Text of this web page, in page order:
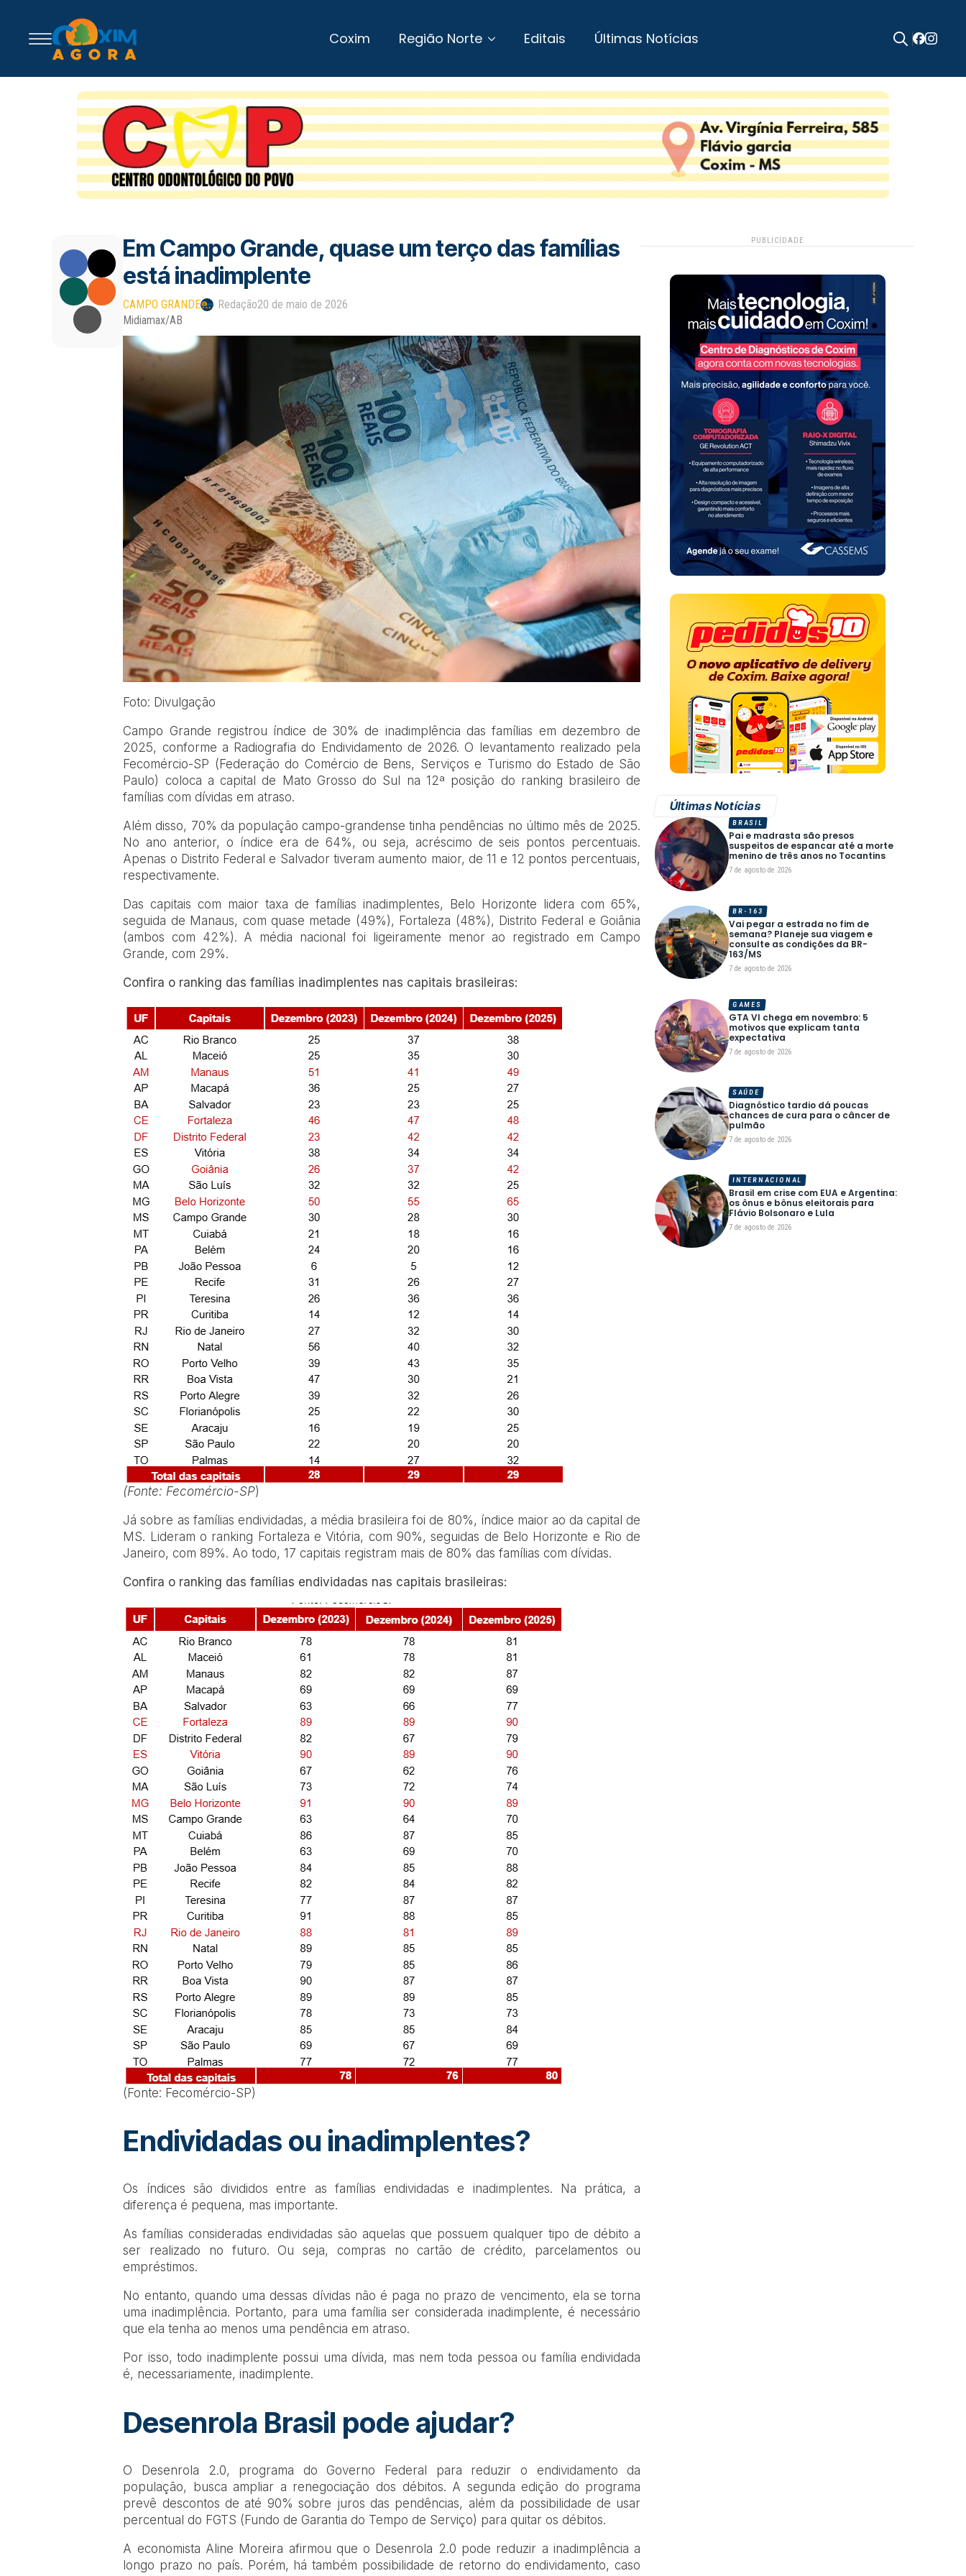
Coxim Região Norte Editais Últimas Notícias
Em Campo Grande, quase um terço das famílias
está inadimplente
CAMPO GRANDE Redação20 de maio de 2026
Midiamax/AB
Foto: Divulgação
Campo Grande registrou índice de 30% de inadimplência das famílias em dezembro de
2025, conforme a Radiografia do Endividamento de 2026. O levantamento realizado pela
Fecomércio-SP (Federação do Comércio de Bens, Serviços e Turismo do Estado de São
Paulo) coloca a capital de Mato Grosso do Sul na 12ª posição do ranking brasileiro de
famílias com dívidas em atraso.
Além disso, 70% da população campo-grandense tinha pendências no último mês de 2025.
No ano anterior, o índice era de 64%, ou seja, acréscimo de seis pontos percentuais.
Apenas o Distrito Federal e Salvador tiveram aumento maior, de 11 e 12 pontos percentuais,
respectivamente.
Das capitais com maior taxa de famílias inadimplentes, Belo Horizonte lidera com 65%,
seguida de Manaus, com quase metade (49%), Fortaleza (48%), Distrito Federal e Goiânia
(ambos com 42%). A média nacional foi ligeiramente menor ao registrado em Campo
Grande, com 29%.
Confira o ranking das famílias inadimplentes nas capitais brasileiras:
(Fonte: Fecomércio-SP)
Já sobre as famílias endividadas, a média brasileira foi de 80%, índice maior ao da capital de
MS. Lideram o ranking Fortaleza e Vitória, com 90%, seguidas de Belo Horizonte e Rio de
Janeiro, com 89%. Ao todo, 17 capitais registram mais de 80% das famílias com dívidas.
Confira o ranking das famílias endividadas nas capitais brasileiras:
(Fonte: Fecomércio-SP)
Endividadas ou inadimplentes?
Os índices são divididos entre as famílias endividadas e inadimplentes. Na prática, a
diferença é pequena, mas importante.
As famílias consideradas endividadas são aquelas que possuem qualquer tipo de débito a
ser realizado no futuro. Ou seja, compras no cartão de crédito, parcelamentos ou
empréstimos.
No entanto, quando uma dessas dívidas não é paga no prazo de vencimento, ela se torna
uma inadimplência. Portanto, para uma família ser considerada inadimplente, é necessário
que ela tenha ao menos uma pendência em atraso.
Por isso, todo inadimplente possui uma dívida, mas nem toda pessoa ou família endividada
é, necessariamente, inadimplente.
Desenrola Brasil pode ajudar?
O Desenrola 2.0, programa do Governo Federal para reduzir o endividamento da
população, busca ampliar a renegociação dos débitos. A segunda edição do programa
prevê descontos de até 90% sobre juros das pendências, além da possibilidade de usar
percentual do FGTS (Fundo de Garantia do Tempo de Serviço) para quitar os débitos.
A economista Aline Moreira afirmou que o Desenrola 2.0 pode reduzir a inadimplência a
longo prazo no país. Porém, há também possibilidade de retorno do endividamento, caso
PUBLICIDADE
Últimas Notícias
Pai e madrasta são presos
suspeitos de espancar até a morte
menino de três anos no Tocantins
7 de agosto de 2026
BRASIL
Vai pegar a estrada no fim de
semana? Planeje sua viagem e
consulte as condições da BR-
163/MS
7 de agosto de 2026
BR-163
GTA VI chega em novembro: 5
motivos que explicam tanta
expectativa
7 de agosto de 2026
GAMES
Diagnóstico tardio dá poucas
chances de cura para o câncer de
pulmão
7 de agosto de 2026
SAÚDE
Brasil em crise com EUA e Argentina:
os ônus e bônus eleitorais para
Flávio Bolsonaro e Lula
7 de agosto de 2026
INTERNACIONAL